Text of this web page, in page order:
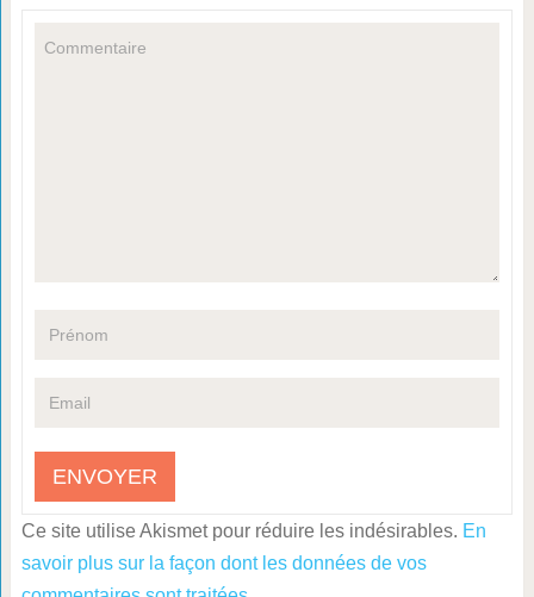
Ce site utilise Akismet pour réduire les indésirables. En
savoir plus sur la façon dont les données de vos